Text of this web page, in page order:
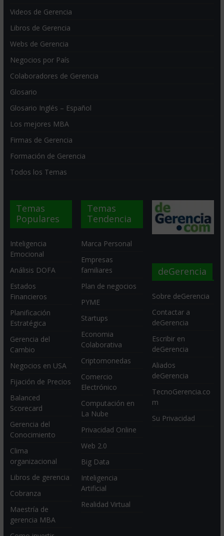
Videos de Gerencia
Libros de Gerencia
Webs de Gerencia
Negocios por País
Colaboradores de Gerencia
Glosario
Glosario Inglés – Español
Los mejores MBA
Firmas de Gerencia
Formación de Gerencia
Todos los Temas
Temas
Populares
Inteligencia
Emocional
Análisis DOFA
Estados
Financieros
Planificación
Estratégica
Gerencia del
Cambio
Negocios en USA
Fijación de Precios
Balanced
Scorecard
Gerencia del
Conocimiento
Clima
organizacional
Libros de gerencia
Cobranza
Maestría de
gerencia MBA
Temas
Tendencia
Marca Personal
Empresas
familiares
Plan de negocios
PYME
Startups
Economia
Colaborativa
Criptomonedas
Comercio
Electrónico
Computación en
La Nube
Privacidad Online
Web 2.0
Big Data
Inteligencia
Artificial
Realidad Virtual
deGerencia
Sobre deGerencia
Contactar a
deGerencia
Escribir en
deGerencia
Aliados
deGerencia
TecnoGerencia.co
m
Su Privacidad